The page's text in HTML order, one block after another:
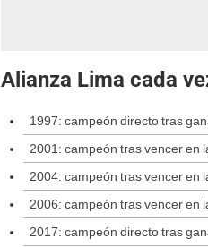
Alianza Lima cada
1997: campeón directo tras
2001: campeón tras vencer en
2004: campeón tras vencer en
2006: campeón tras vencer en
2017: campeón directo tras